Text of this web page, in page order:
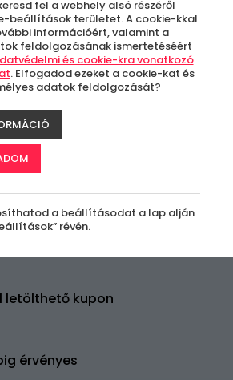
letölthető kupon
érvényes
fel a webhely alsó részéről
beállítások területet. A cookie-kkal
információért, valamint a
feldolgozásának ismertetéséért
és cookie-kra vonatkozó
. Elfogadod ezeket a cookie-kat és
adatok feldolgozását?
a beállításodat a lap alján
révén.